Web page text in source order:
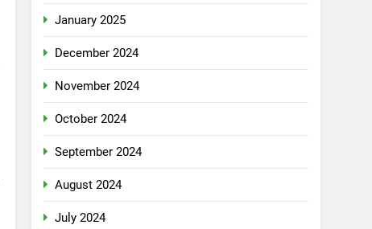
January 2025
December 2024
November 2024
October 2024
September 2024
August 2024
July 2024